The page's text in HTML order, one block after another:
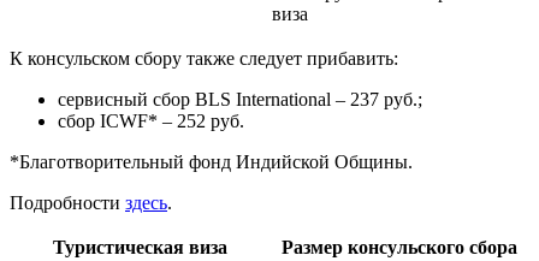
виза
К консульском сбору также следует прибавить:
сервисный сбор BLS International – 237 руб.;
сбор ICWF* – 252 руб.
*Благотворительный фонд Индийской Общины.
Подробности здесь.
Туристическая виза Размер консульского сбора